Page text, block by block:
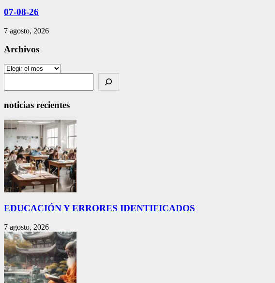
07-08-26
7 agosto, 2026
Archivos
Archivos
noticias recientes
EDUCACIÓN Y ERRORES IDENTIFICADOS
7 agosto, 2026